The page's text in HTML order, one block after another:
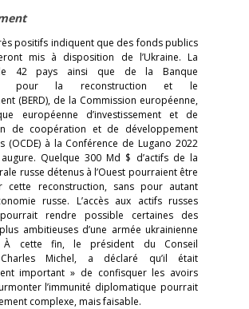
positifs indiquent que des fonds publics
mis à disposition de l’Ukraine. La
42 pays ainsi que de la Banque
pour la reconstruction et le
(BERD), de la Commission européenne,
européenne d’investissement et de
de coopération et de développement
(OCDE) à la Conférence de Lugano 2022
Quelque 300 Md $ d’actifs de la
russe détenus à l’Ouest pourraient être
cette reconstruction, sans pour autant
russe. L’accès aux actifs russes
rendre possible certaines des
ambitieuses d’une armée ukrainienne
À cette fin, le président du Conseil
Michel, a déclaré qu’il était
important » de confisquer les avoirs
l’immunité diplomatique pourrait
complexe, mais faisable.